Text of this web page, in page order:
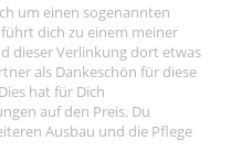
um einen sogenannten
dich zu einem meiner
dieser Verlinkung dort etwas
als Dankeschön für diese
hat für Dich
auf den Preis. Du
Ausbau und die Pflege